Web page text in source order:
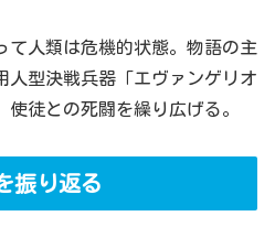
て人類は危機的状態。物語の主
人型決戦兵器「エヴァンゲリオ
徒との死闘を繰り広げる。
振り返る